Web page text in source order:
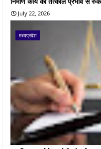
July 22, 2026
मध्यप्रदेश